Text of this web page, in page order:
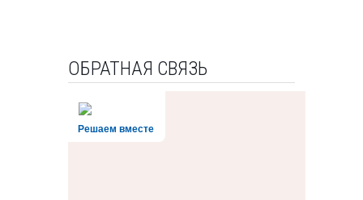
ОБРАТНАЯ СВЯЗЬ
Решаем вместе